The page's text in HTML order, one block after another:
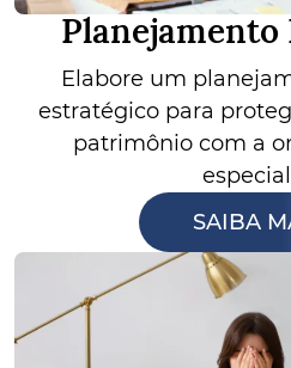
Elabore um
estratégico para
patrimônio com a
SAIBA